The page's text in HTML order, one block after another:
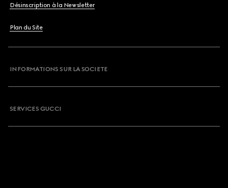
Désinscription à la Newsletter
Plan du Site
INFORMATIONS SUR LA SOCIETE
SERVICES GUCCI